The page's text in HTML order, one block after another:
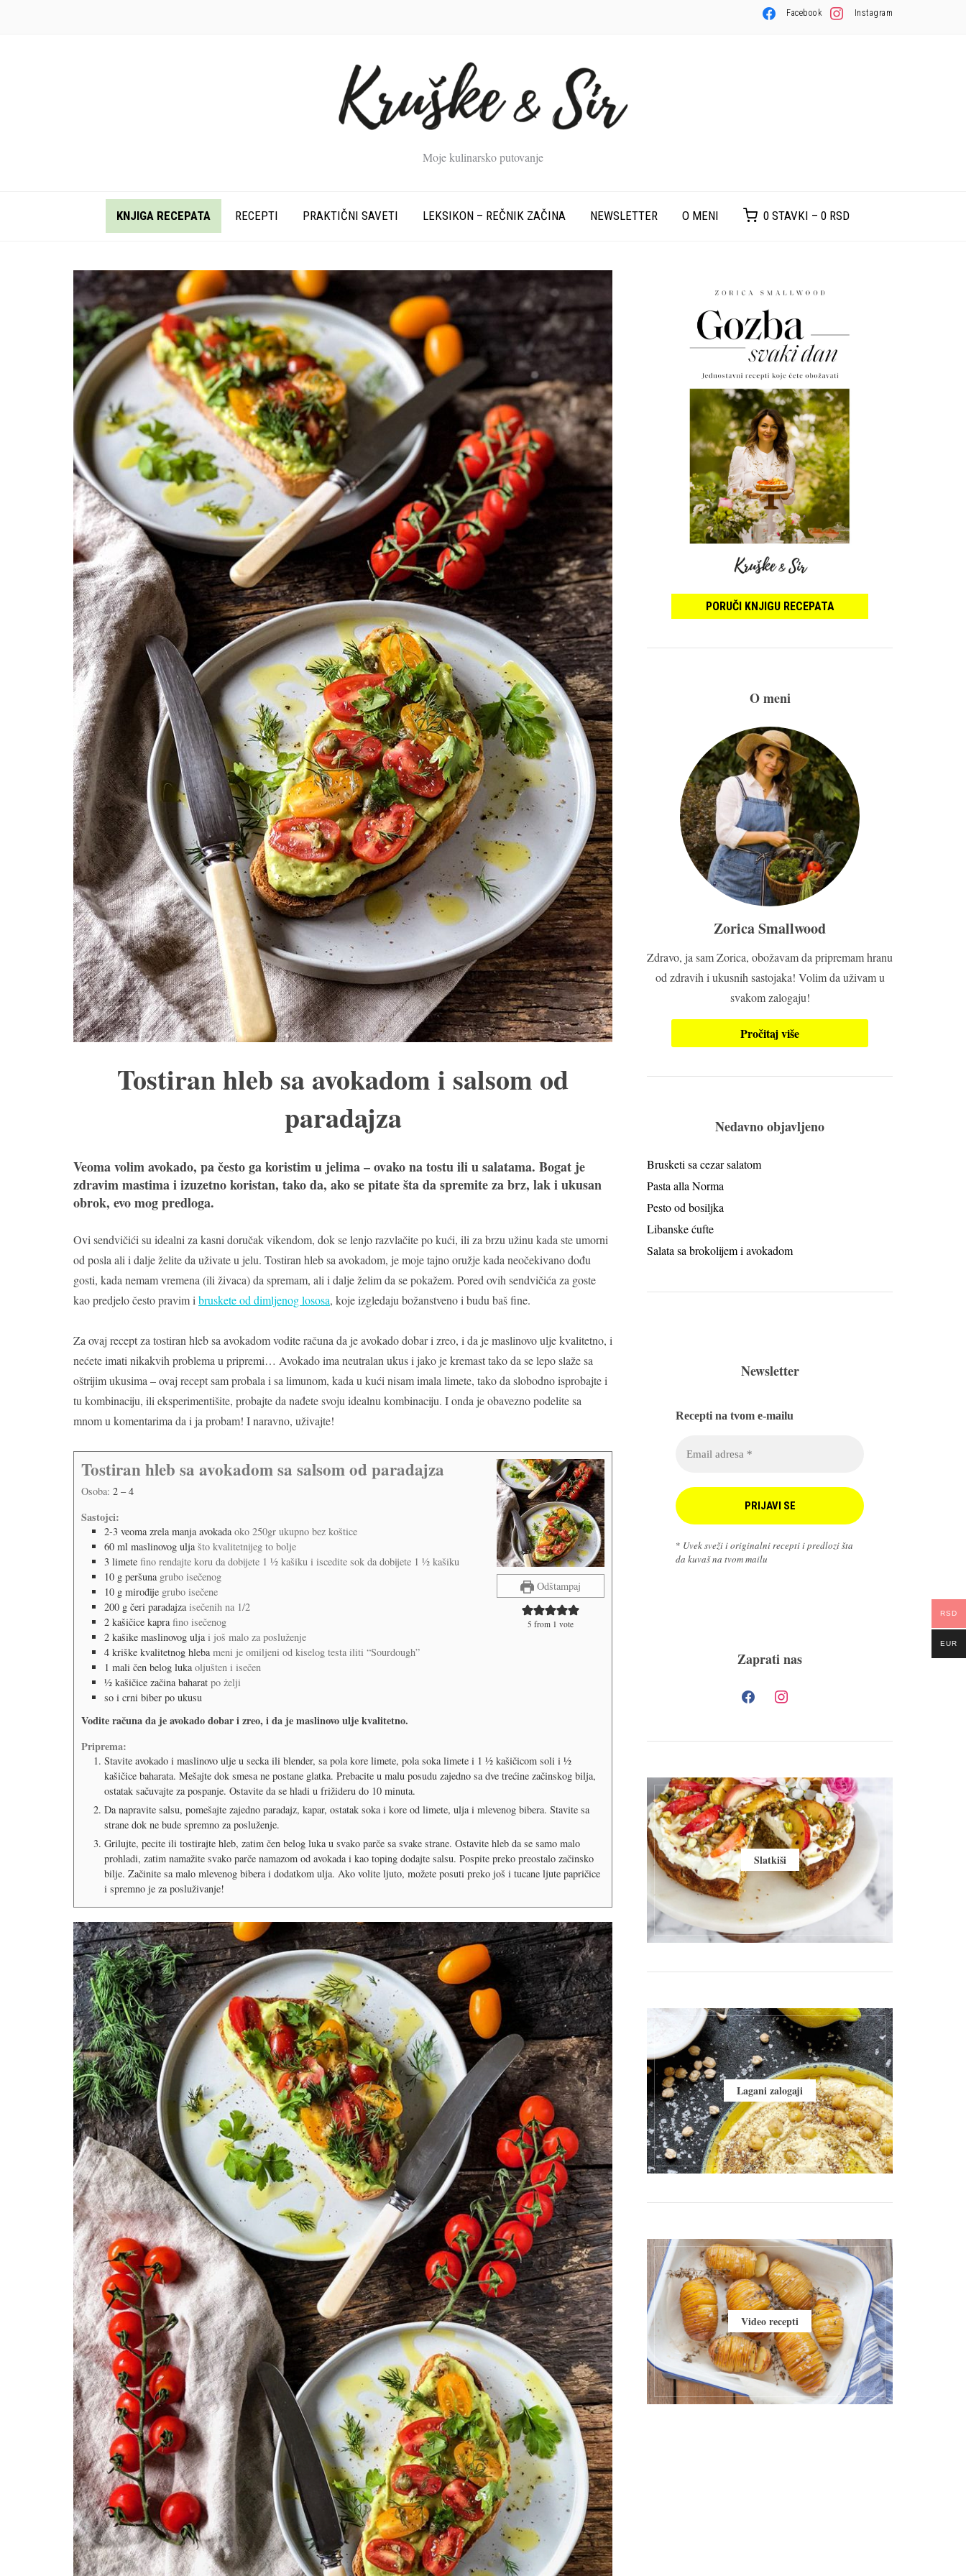
Facebook Instagram
Moje kulinarsko putovanje
KNJIGA RECEPATA RECEPTI PRAKTIČNI SAVETI LEKSIKON – REČNIK ZAČINA NEWSLETTER O MENI 0 STAVKI – 0 RSD
Tostiran hleb sa avokadom i salsom od
paradajza
Veoma volim avokado, pa često ga koristim u jelima – ovako na tostu ili u salatama. Bogat je
zdravim mastima i izuzetno koristan, tako da, ako se pitate šta da spremite za brz, lak i ukusan
obrok, evo mog predloga.
Ovi sendvičići su idealni za kasni doručak vikendom, dok se lenjo razvlačite po kući, ili za brzu užinu kada ste umorni
od posla ali i dalje želite da uživate u jelu. Tostiran hleb sa avokadom, je moje tajno oružje kada neočekivano dođu
gosti, kada nemam vremena (ili živaca) da spremam, ali i dalje želim da se pokažem. Pored ovih sendvičića za goste
kao predjelo često pravim i bruskete od dimljenog lososa, koje izgledaju božanstveno i budu baš fine.
Za ovaj recept za tostiran hleb sa avokadom vodite računa da je avokado dobar i zreo, i da je maslinovo ulje kvalitetno, i
nećete imati nikakvih problema u pripremi… Avokado ima neutralan ukus i jako je kremast tako da se lepo slaže sa
oštrijim ukusima – ovaj recept sam probala i sa limunom, kada u kući nisam imala limete, tako da slobodno isprobajte i
tu kombinaciju, ili eksperimentišite, probajte da nađete svoju idealnu kombinaciju. I onda je obavezno podelite sa
mnom u komentarima da i ja probam! I naravno, uživajte!
Odštampaj
5 from 1 vote
Tostiran hleb sa avokadom sa salsom od paradajza
Osoba: 2 – 4
Sastojci:
2-3 veoma zrela manja avokada oko 250gr ukupno bez koštice
60 ml maslinovog ulja što kvalitetnijeg to bolje
3 limete fino rendajte koru da dobijete 1 ½ kašiku i iscedite sok da dobijete 1 ½ kašiku
10 g peršuna grubo isečenog
10 g mirođije grubo isečene
200 g čeri paradajza isečenih na 1/2
2 kašičice kapra fino isečenog
2 kašike maslinovog ulja i još malo za posluženje
4 kriške kvalitetnog hleba meni je omiljeni od kiselog testa iliti “Sourdough”
1 mali čen belog luka oljušten i isečen
½ kašičice začina baharat po żelji
so i crni biber po ukusu
Vodite računa da je avokado dobar i zreo, i da je maslinovo ulje kvalitetno.
Priprema:
Stavite avokado i maslinovo ulje u secka ili blender, sa pola kore limete, pola soka limete i 1 ½ kašičicom soli i ½
kašičice baharata. Mešajte dok smesa ne postane glatka. Prebacite u malu posudu zajedno sa dve trećine začinskog bilja,
ostatak sačuvajte za pospanje. Ostavite da se hladi u frižideru do 10 minuta.
Da napravite salsu, pomešajte zajedno paradajz, kapar, ostatak soka i kore od limete, ulja i mlevenog bibera. Stavite sa
strane dok ne bude spremno za posluženje.
Grilujte, pecite ili tostirajte hleb, zatim čen belog luka u svako parče sa svake strane. Ostavite hleb da se samo malo
prohladi, zatim namažite svako parče namazom od avokada i kao toping dodajte salsu. Pospite preko preostalo začinsko
bilje. Začinite sa malo mlevenog bibera i dodatkom ulja. Ako volite ljuto, možete posuti preko još i tucane ljute papričice
i spremno je za posluživanje!
PORUČI KNJIGU RECEPATA
O meni
Zorica Smallwood
Zdravo, ja sam Zorica, obožavam da pripremam hranu
od zdravih i ukusnih sastojaka! Volim da uživam u
svakom zalogaju!
Pročitaj više
Nedavno objavljeno
Brusketi sa cezar salatom
Pasta alla Norma
Pesto od bosiljka
Libanske ćufte
Salata sa brokolijem i avokadom
Newsletter
Recepti na tvom e-mailu
* Uvek sveži i originalni recepti i predlozi šta
da kuvaš na tvom mailu
Zaprati nas
Slatkiši
Lagani zalogaji
Video recepti
RSD
EUR